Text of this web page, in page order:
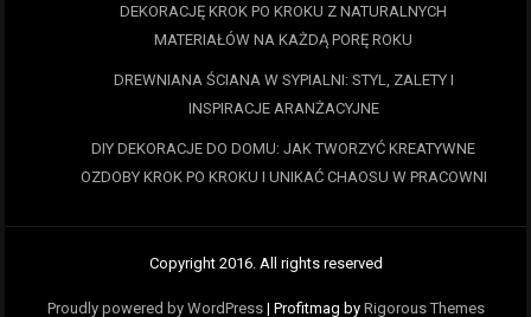
DEKORACJĘ KROK PO KROKU Z NATURALNYCH
MATERIAŁÓW NA KAŻDĄ PORĘ ROKU
DREWNIANA ŚCIANA W SYPIALNI: STYL, ZALETY I
INSPIRACJE ARANŻACYJNE
DIY DEKORACJE DO DOMU: JAK TWORZYĆ KREATYWNE
OZDOBY KROK PO KROKU I UNIKAĆ CHAOSU W PRACOWNI
Copyright 2016. All rights reserved
Proudly powered by WordPress | Profitmag by Rigorous Themes